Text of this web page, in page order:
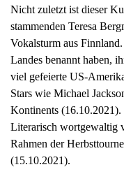
Nicht zuletzt ist dieser
stammenden Teresa
Vokalsturm aus
Landes benannt haben,
viel gefeierte US-
Stars wie Michael
Kontinents (16.10.2021).
Literarisch wortgewaltig
Rahmen der
(15.10.2021).